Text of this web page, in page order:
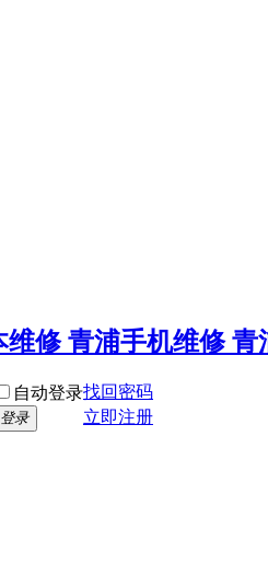
自动登录找回密码
登录 立即注册